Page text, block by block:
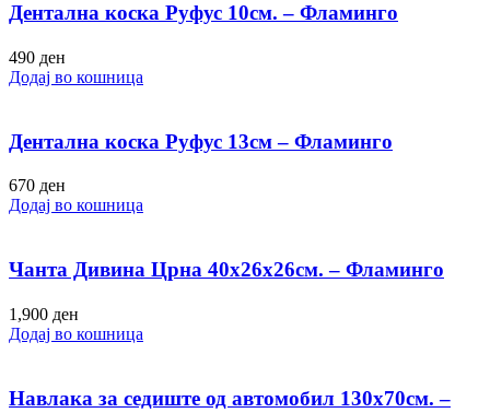
Дентална коска Руфус 10см. – Фламинго
490 ден
Додај во кошница
Дентална коска Руфус 13см – Фламинго
670 ден
Додај во кошница
Чанта Дивина Црна 40х26х26см. – Фламинго
1,900 ден
Додај во кошница
Навлака за седиште од автомобил 130х70см. –